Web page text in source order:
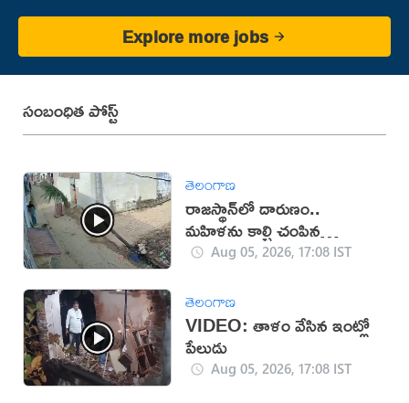
Explore more jobs
సంబంధిత పోస్ట్
తెలంగాణ
రాజస్థాన్‌లో దారుణం..
మహిళను కాల్చి చంపిన
యువకుడు (వీడియో)
Aug 05, 2026, 17:08 IST
తెలంగాణ
VIDEO: తాళం వేసిన ఇంట్లో
పేలుడు
Aug 05, 2026, 17:08 IST